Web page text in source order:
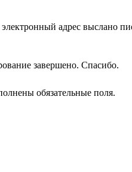
адрес выслано
завершено. Спасибо.
обязательные поля.